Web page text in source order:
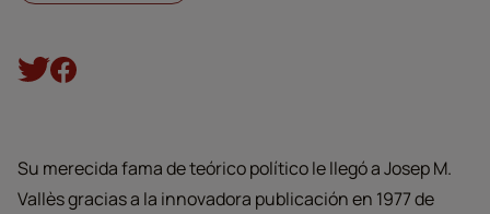
Su merecida fama de teórico político le llegó a Josep M.
Vallès gracias a la innovadora publicación en 1977 de